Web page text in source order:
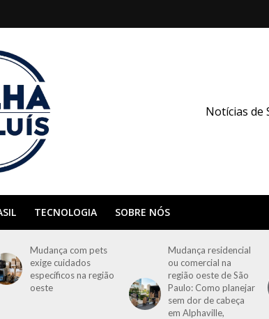
Notícias de
TECNOLOGIA SOBRE NÓS
Mudança com pets
exige cuidados
específicos na região
oeste
Mudança residencial
ou comercial na
região oeste de São
Paulo: Como planejar
sem dor de cabeça
em Alphaville,